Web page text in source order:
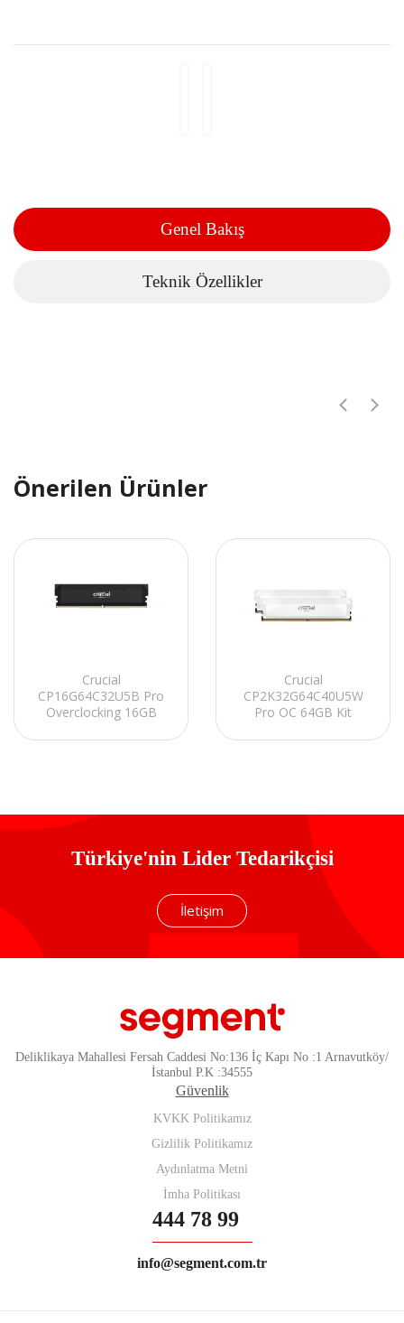
Genel Bakış
Teknik Özellikler
Önerilen Ürünler
Crucial
CP16G64C32U5B Pro
Overclocking 16GB
CL32 (16Gbit)
Crucial
CP2K32G64C40U5W
Pro OC 64GB Kit
UDIMM CL40 (16Gbit)
Türkiye'nin Lider Tedarikçisi
İletişim
Deliklikaya Mahallesi Fersah Caddesi No:136 İç Kapı No :1 Arnavutköy/
İstanbul P.K :34555
Güvenlik
KVKK Politikamız
Gizlilik Politikamız
Aydınlatma Metni
İmha Politikası
444 78 99
info@segment.com.tr